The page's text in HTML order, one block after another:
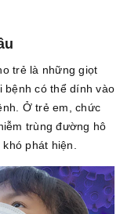
trẻ là những giọt
có thể dính vào
Ở trẻ em, chức
trùng đường hô
phát hiện.